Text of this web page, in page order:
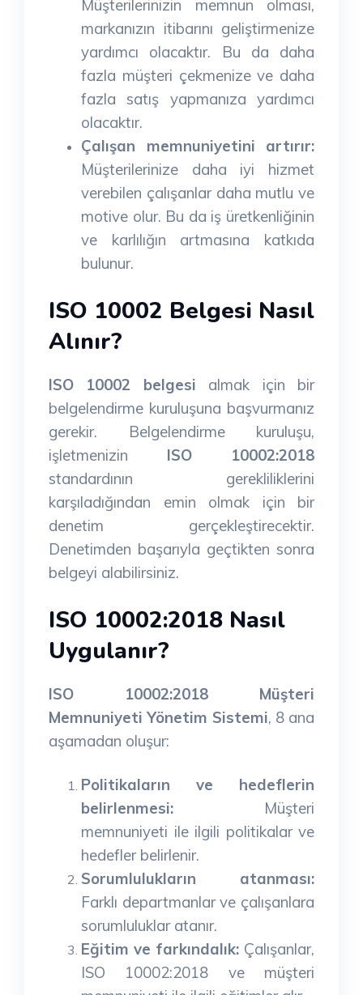
Müşterilerinizin memnun olması,
markanızın itibarını geliştirmenize
yardımcı olacaktır. Bu da daha
fazla müşteri çekmenize ve daha
fazla satış yapmanıza yardımcı
olacaktır.
Çalışan memnuniyetini artırır:
Müşterilerinize daha iyi hizmet
verebilen çalışanlar daha mutlu ve
motive olur. Bu da iş üretkenliğinin
ve karlılığın artmasına katkıda
bulunur.
ISO 10002 Belgesi Nasıl
Alınır?
ISO 10002 belgesi almak için bir
belgelendirme kuruluşuna başvurmanız
gerekir. Belgelendirme kuruluşu,
işletmenizin ISO 10002:2018
standardının gerekliliklerini
karşıladığından emin olmak için bir
denetim gerçekleştirecektir.
Denetimden başarıyla geçtikten sonra
belgeyi alabilirsiniz.
ISO 10002:2018 Nasıl
Uygulanır?
ISO 10002:2018 Müşteri
Memnuniyeti Yönetim Sistemi, 8 ana
aşamadan oluşur:
Politikaların ve hedeflerin
belirlenmesi: Müşteri
memnuniyeti ile ilgili politikalar ve
hedefler belirlenir.
Sorumlulukların atanması:
Farklı departmanlar ve çalışanlara
sorumluluklar atanır.
Eğitim ve farkındalık: Çalışanlar,
ISO 10002:2018 ve müşteri